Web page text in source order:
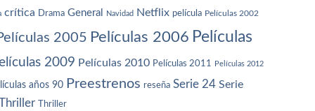
crítica Drama General Navidad Netflix película Películas 2002
2005 Películas 2006 Películas
2009 Películas 2010 Películas 2011 Películas 2012
años 90 Preestrenos reseña Serie 24 Serie
Thriller